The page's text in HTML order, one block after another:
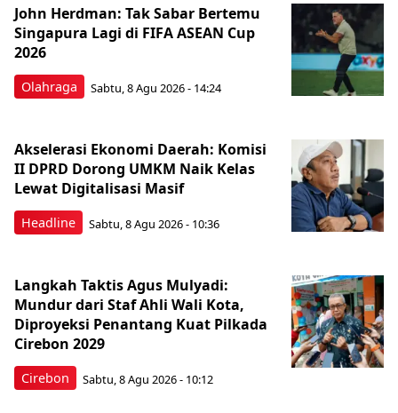
Olahraga
John Herdman: Tak Sabar Bertemu
Singapura Lagi di FIFA ASEAN Cup
2026
Sabtu, 8 Agu 2026 - 14:24
Headline
Akselerasi Ekonomi Daerah: Komisi
II DPRD Dorong UMKM Naik Kelas
Lewat Digitalisasi Masif
Sabtu, 8 Agu 2026 - 10:36
Cirebon
Langkah Taktis Agus Mulyadi:
Mundur dari Staf Ahli Wali Kota,
Diproyeksi Penantang Kuat Pilkada
Cirebon 2029
Sabtu, 8 Agu 2026 - 10:12